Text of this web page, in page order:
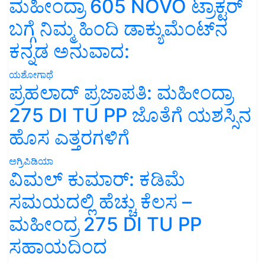
ಮಹೀಂದ್ರಾ 605 NOVO ಟ್ರಾಕ್ಟರ್
ಬಗ್ಗೆ ನಿಮ್ಮ ಹಿಂದಿ ಡಾಕ್ಯುಮೆಂಟ್‌ನ
ಕನ್ನಡ ಅನುವಾದ:
ಯಶೋಗಾಥೆ
ಪ್ರಹಲಾದ್ ಪ್ರಜಾಪತಿ: ಮಹೀಂದ್ರಾ
275 DI TU PP ಜೊತೆಗೆ ಯಶಸ್ಸಿನ
ಹೊಸ ಎತ್ತರಗಳಿಗೆ
ಅಗ್ರಿಪಿಡಿಯಾ
ವಿಮಲ್ ಕುಮಾರ್: ಕಡಿಮೆ
ಸಮಯದಲ್ಲಿ ಹೆಚ್ಚು ಕೆಲಸ –
ಮಹೀಂದ್ರ 275 DI TU PP
ಸಹಾಯದಿಂದ